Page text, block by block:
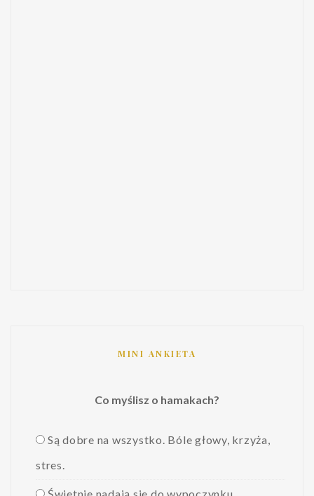
MINI ANKIETA
Co myślisz o hamakach?
Są dobre na wszystko. Bóle głowy, krzyża,
stres.
Świetnie nadają sie do wypoczynku